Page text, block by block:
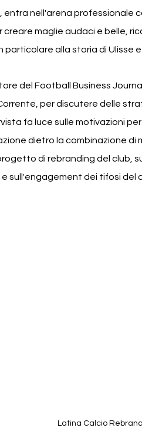
entra nell'arena professionale
maglie audaci e belle,
particolare alla storia di Ulisse
del Football Business
per discutere delle
fa luce sulle motivazioni
dietro la combinazione
di rebranding del club,
sull'engagement dei tifosi del
Latina Calcio